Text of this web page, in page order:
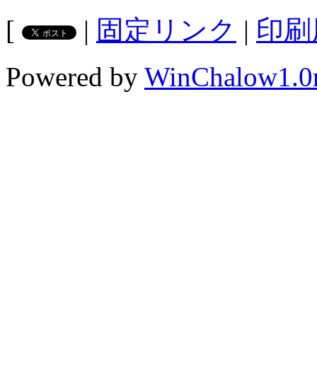
[
| 固定リンク | 印
Powered by